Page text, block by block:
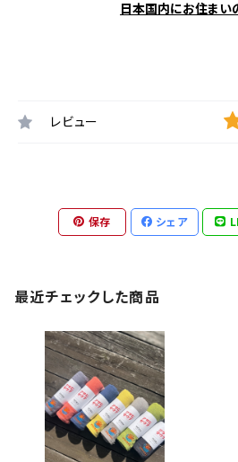
日本国内にお住まい
レビュー
保存 シェア
最近チェックした商品